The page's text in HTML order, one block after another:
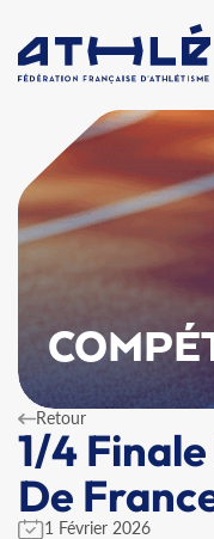
Retour
1/4
De
1 Février 2026